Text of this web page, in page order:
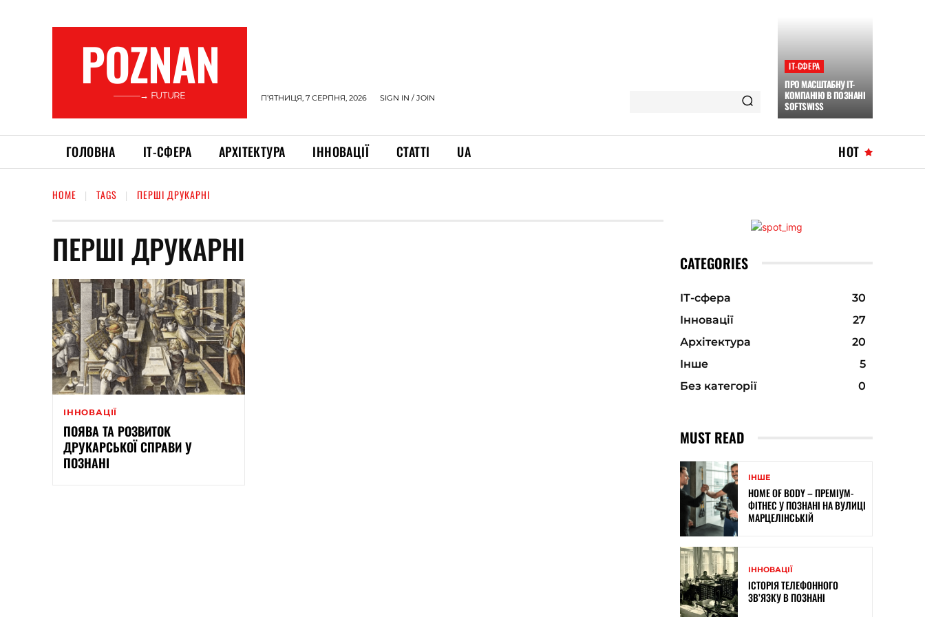
POZNAN
———→ FUTURE П’ЯТНИЦЯ, 7 СЕРПНЯ, 2026 SIGN IN / JOIN
ІТ-СФЕРА
ПРО МАСШТАБНУ IT-
КОМПАНІЮ В ПОЗНАНІ
SOFTSWISS
ГОЛОВНА ІТ-СФЕРА АРХІТЕКТУРА ІННОВАЦІЇ СТАТТІ UA HOT
HOME TAGS ПЕРШІ ДРУКАРНІ
ПЕРШІ ДРУКАРНІ
ІННОВАЦІЇ
ПОЯВА ТА РОЗВИТОК
ДРУКАРСЬКОЇ СПРАВИ У
ПОЗНАНІ
CATEGORIES
ІТ-сфера
30
Інновації
27
Архітектура
20
Інше
5
Без категорії
0
MUST READ
ІНШЕ
HOME OF BODY – ПРЕМІУМ-
ФІТНЕС У ПОЗНАНІ НА ВУЛИЦІ
МАРЦЕЛІНСЬКІЙ
ІННОВАЦІЇ
ІСТОРІЯ ТЕЛЕФОННОГО
ЗВ’ЯЗКУ В ПОЗНАНІ